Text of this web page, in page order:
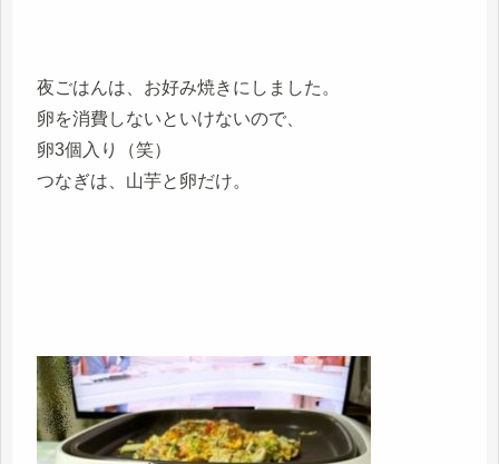
夜ごはんは、お好み焼きにしました。
卵を消費しないといけないので、
卵3個入り（笑）
つなぎは、山芋と卵だけ。